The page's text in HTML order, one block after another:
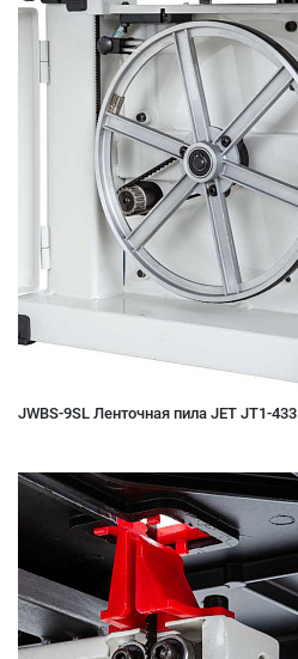
JWBS-9SL Ленточная пила JET JT1-433